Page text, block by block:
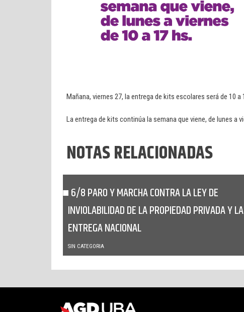
Mañana, viernes 27, la entrega de kits escolares será de 10
La entrega de kits continúa la semana que viene, de lunes a
NOTAS RELACIONADAS
6/8 PARO Y MARCHA CONTRA LA LEY DE
INVIOLABILIDAD DE LA PROPIEDAD PRIVADA Y LA
ENTREGA NACIONAL
SIN CATEGORIA